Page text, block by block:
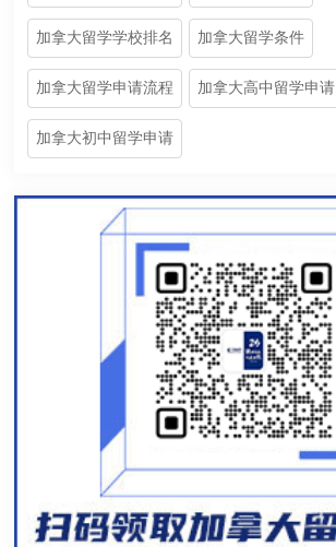
加拿大留学学校排名 加拿大留学条件
加拿大留学申请流程 加拿大高中留学申请
加拿大初中留学申请